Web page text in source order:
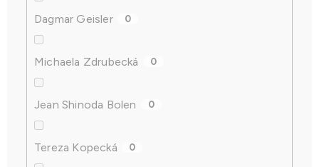
Dagmar Geisler 0
Michaela Zdrubecká 0
Jean Shinoda Bolen 0
Tereza Kopecká 0